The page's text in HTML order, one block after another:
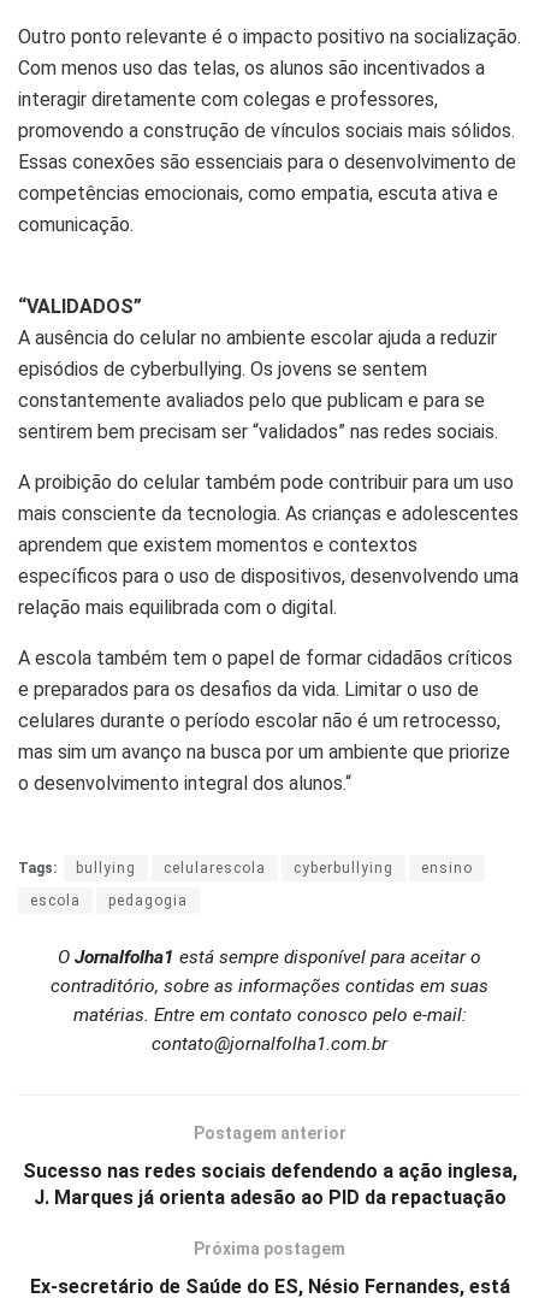
Outro ponto relevante é o impacto positivo na socialização.
Com menos uso das telas, os alunos são incentivados a
interagir diretamente com colegas e professores,
promovendo a construção de vínculos sociais mais sólidos.
Essas conexões são essenciais para o desenvolvimento de
competências emocionais, como empatia, escuta ativa e
comunicação.
“VALIDADOS”
A ausência do celular no ambiente escolar ajuda a reduzir
episódios de cyberbullying. Os jovens se sentem
constantemente avaliados pelo que publicam e para se
sentirem bem precisam ser “validados” nas redes sociais.
A proibição do celular também pode contribuir para um uso
mais consciente da tecnologia. As crianças e adolescentes
aprendem que existem momentos e contextos
específicos para o uso de dispositivos, desenvolvendo uma
relação mais equilibrada com o digital.
A escola também tem o papel de formar cidadãos críticos
e preparados para os desafios da vida. Limitar o uso de
celulares durante o período escolar não é um retrocesso,
mas sim um avanço na busca por um ambiente que priorize
o desenvolvimento integral dos alunos.“
Tags: bullying celularescola cyberbullying
ensino
escola
pedagogia
O Jornalfolha1 está sempre disponível para aceitar o
contraditório, sobre as informações contidas em suas
matérias. Entre em contato conosco pelo e-mail:
contato@jornalfolha1.com.br
Postagem anterior
Sucesso nas redes sociais defendendo a ação inglesa,
J. Marques já orienta adesão ao PID da repactuação
Próxima postagem
Ex-secretário de Saúde do ES, Nésio Fernandes, está